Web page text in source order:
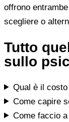
offrono
scegliere o
Tutto
sullo
Qual è il
Come capire
Come faccio